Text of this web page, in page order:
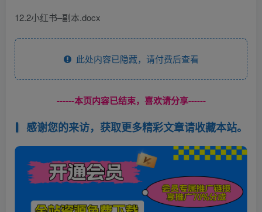
12.2小红书–副本.docx
此处内容已隐藏，请付费后查看
------本页内容已结束，喜欢请分享------
感谢您的来访，获取更多精彩文章请收藏本站。